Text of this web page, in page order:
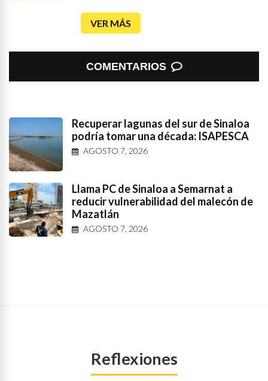
VER MÁS
COMENTARIOS
Recuperar lagunas del sur de Sinaloa
podría tomar una década: ISAPESCA
AGOSTO 7, 2026
Llama PC de Sinaloa a Semarnat a
reducir vulnerabilidad del malecón de
Mazatlán
AGOSTO 7, 2026
Reflexiones